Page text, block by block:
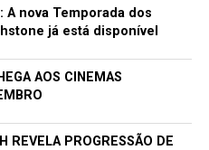
A nova Temporada dos
já está disponível
AOS CINEMAS
REVELA PROGRESSÃO DE